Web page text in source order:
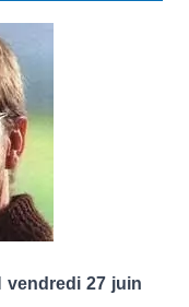
vendredi 27 juin